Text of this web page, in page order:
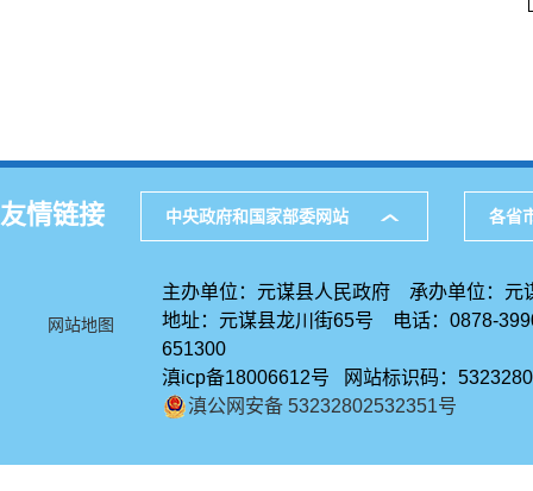
友情链接 中央政府和国家部委网站 各省
网站地图
主办单位：元谋县人民政府 承办单位：元
地址：元谋县龙川街65号 电话：0878-
651300
滇icp备18006612号 网站标识码：
滇公网安备 53232802532351号